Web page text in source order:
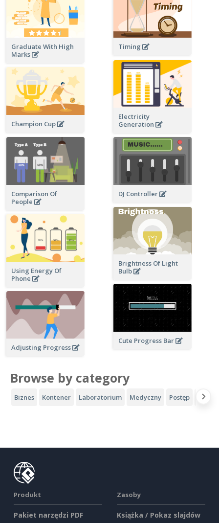
Graduate With High
Marks
Timing
Electricity
Generation
Champion Cup
Comparison Of
People
DJ Controller
Brightness Of Light
Bulb
Using Energy Of
Phone
Cute Progress Bar
Adjusting Progress
Browse by category
Biznes Kontener Laboratorium Medyczny Postęp Sport
Produkt
Pakiet narzędzi PDF
Zasoby
Książka / Pokaz slajdów